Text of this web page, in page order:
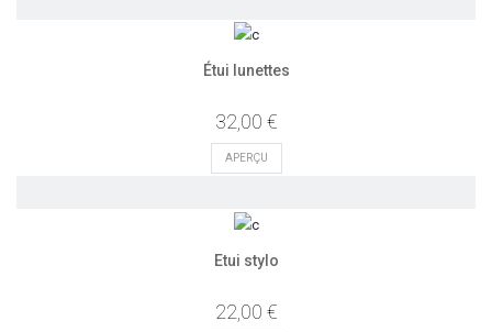
Étui lunettes
32,00 €
APERÇU
Etui stylo
22,00 €